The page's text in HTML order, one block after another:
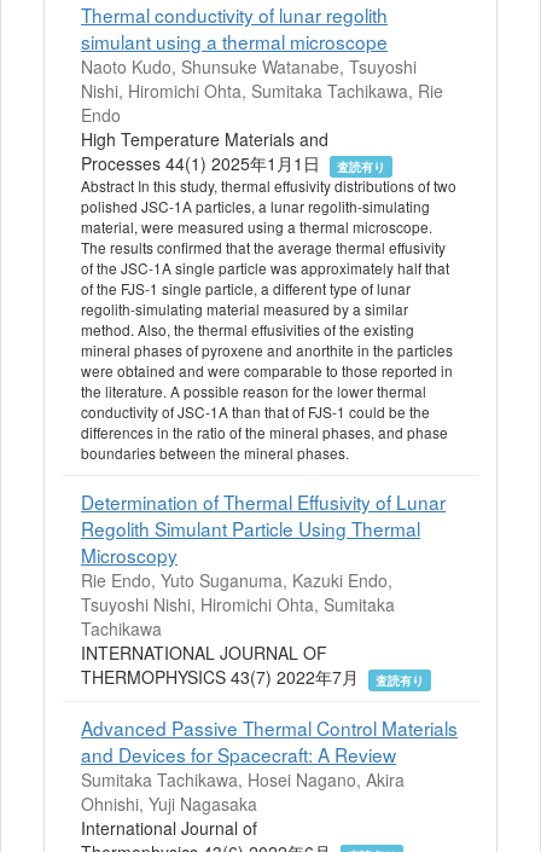
Thermal conductivity of lunar regolith
simulant using a thermal microscope
Naoto Kudo, Shunsuke Watanabe, Tsuyoshi
Nishi, Hiromichi Ohta, Sumitaka Tachikawa, Rie
Endo
High Temperature Materials and
Processes 44(1) 2025年1月1日
査読有り
Abstract In this study, thermal effusivity distributions of two
polished JSC-1A particles, a lunar regolith-simulating
material, were measured using a thermal microscope.
The results confirmed that the average thermal effusivity
of the JSC-1A single particle was approximately half that
of the FJS-1 single particle, a different type of lunar
regolith-simulating material measured by a similar
method. Also, the thermal effusivities of the existing
mineral phases of pyroxene and anorthite in the particles
were obtained and were comparable to those reported in
the literature. A possible reason for the lower thermal
conductivity of JSC-1A than that of FJS-1 could be the
differences in the ratio of the mineral phases, and phase
boundaries between the mineral phases.
Determination of Thermal Effusivity of Lunar
Regolith Simulant Particle Using Thermal
Microscopy
Rie Endo, Yuto Suganuma, Kazuki Endo,
Tsuyoshi Nishi, Hiromichi Ohta, Sumitaka
Tachikawa
INTERNATIONAL JOURNAL OF
THERMOPHYSICS 43(7) 2022年7月
査読有り
Advanced Passive Thermal Control Materials
and Devices for Spacecraft: A Review
Sumitaka Tachikawa, Hosei Nagano, Akira
Ohnishi, Yuji Nagasaka
International Journal of